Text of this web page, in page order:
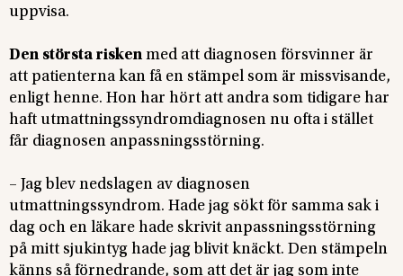
uppvisa.
Den största risken med att diagnosen försvinner är
att patienterna kan få en stämpel som är missvisande,
enligt henne. Hon har hört att andra som tidigare har
haft utmattningssyndromdiagnosen nu ofta i stället
får diagnosen anpassningsstörning.
– Jag blev nedslagen av diagnosen
utmattningssyndrom. Hade jag sökt för samma sak i
dag och en läkare hade skrivit anpassningsstörning
på mitt sjukintyg hade jag blivit knäckt. Den stämpeln
känns så förnedrande, som att det är jag som inte